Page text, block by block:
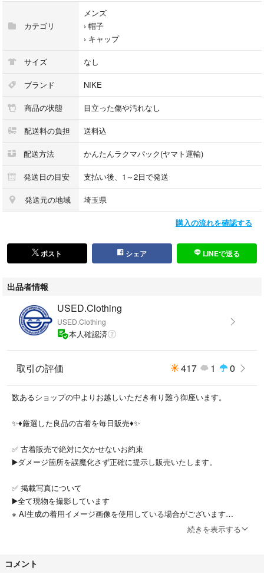
※ご返品等はお受け出来ませんので、ご不明点は事前にお問い合わせくだ
※コンパクトに折りたたんで発送しますので、梱包時のたたみシワ等はご
※室内、蛍光灯の下で撮影しています。
※モニター環境の違いにより実物と色味が異なる場合があります。
カテゴリ
メンズ
› 帽子
› キャップ
サイズ なし
ブランド NIKE
商品の状態 目立った傷や汚れなし
配送料の負担 送料込
配送方法 かんたんラクマパック(ヤマト運輸)
発送日の目安 支払い後、1～2日で発送
発送元の地域 埼玉県
購入の流れを確認する
ポスト シェア LINEで送る
出品者情報
USED.Clothing
USED.Clothing
本人確認済
取引の評価 417 1 0
数あるショップの中よりお越しいただき有り難う御座います。
✨♦️厳選した良品の古着を毎日販売♦️✨
✅ 古着販売で絶対に欠かせないお約束
▶️ダメージ箇所を誤魔化さず正確に提示し販売いたします。
✅ 掲載写真について
▶️全て現物を撮影しています
※ AI生成の着用イメージ画像を使用している場合がございます
▶️室内・蛍光灯照明で撮影を行なっていますので、モニター環境の違い
問い合わせください
続きを表示する
コメント